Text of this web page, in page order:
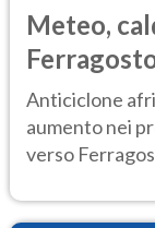
Meteo,
ancora
Anticiclone
aumento nei
verso